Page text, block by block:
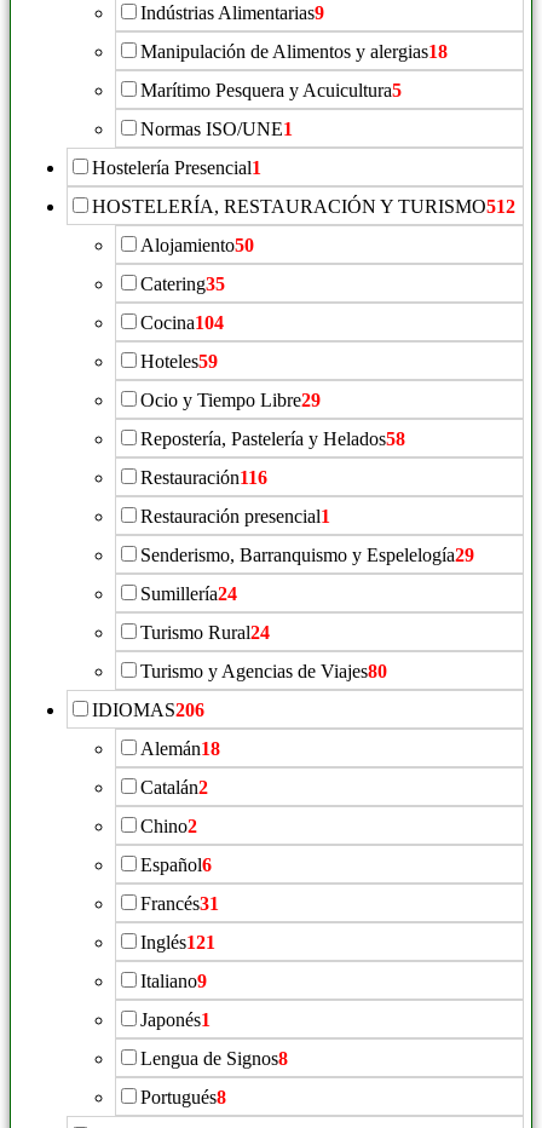
Indústrias Alimentarias9
Manipulación de Alimentos y alergias18
Marítimo Pesquera y Acuicultura5
Normas ISO/UNE1
Hostelería Presencial1
HOSTELERÍA, RESTAURACIÓN Y TURISMO512
Alojamiento50
Catering35
Cocina104
Hoteles59
Ocio y Tiempo Libre29
Repostería, Pastelería y Helados58
Restauración116
Restauración presencial1
Senderismo, Barranquismo y Espelelogía29
Sumillería24
Turismo Rural24
Turismo y Agencias de Viajes80
IDIOMAS206
Alemán18
Catalán2
Chino2
Español6
Francés31
Inglés121
Italiano9
Japonés1
Lengua de Signos8
Portugués8